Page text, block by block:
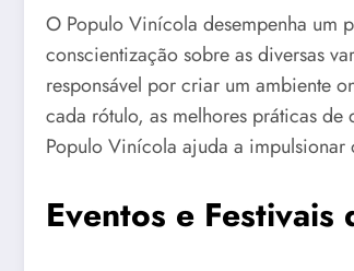
O Populo Vinícola desempenha um
conscientização sobre as diversas
responsável por criar um ambiente
cada rótulo, as melhores práticas
Populo Vinícola ajuda a
Eventos e